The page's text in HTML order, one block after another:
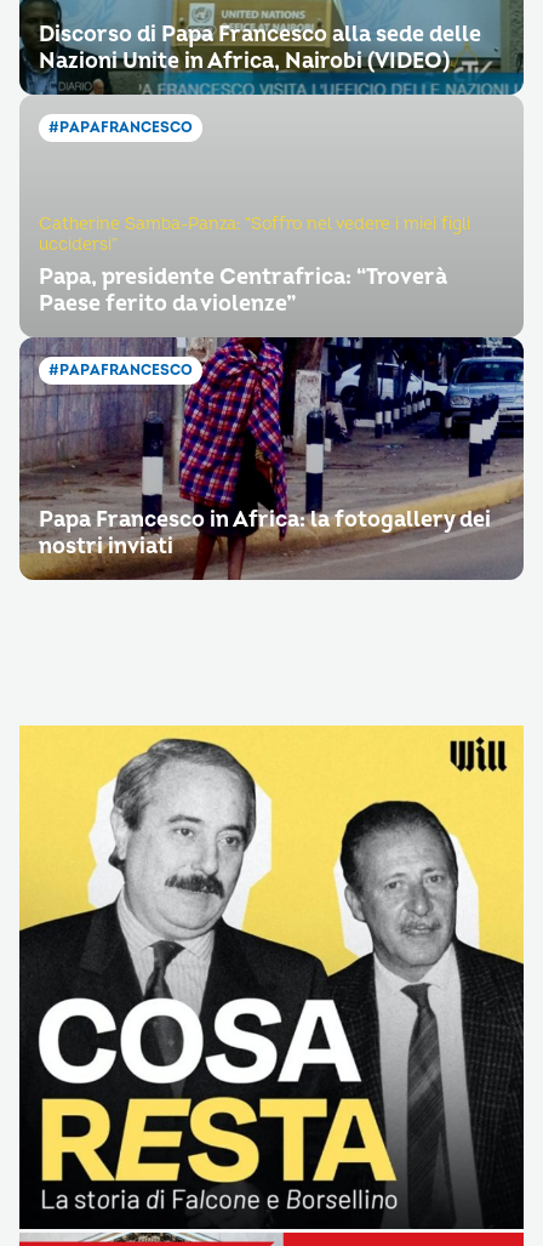
Discorso di Papa Francesco alla sede delle
Nazioni Unite in Africa, Nairobi (VIDEO)
#PAPAFRANCESCO
Catherine Samba-Panza: “Soffro nel vedere i miei figli
uccidersi”
Papa, presidente Centrafrica: “Troverà
Paese ferito da violenze”
#PAPAFRANCESCO
Papa Francesco in Africa: la fotogallery dei
nostri inviati